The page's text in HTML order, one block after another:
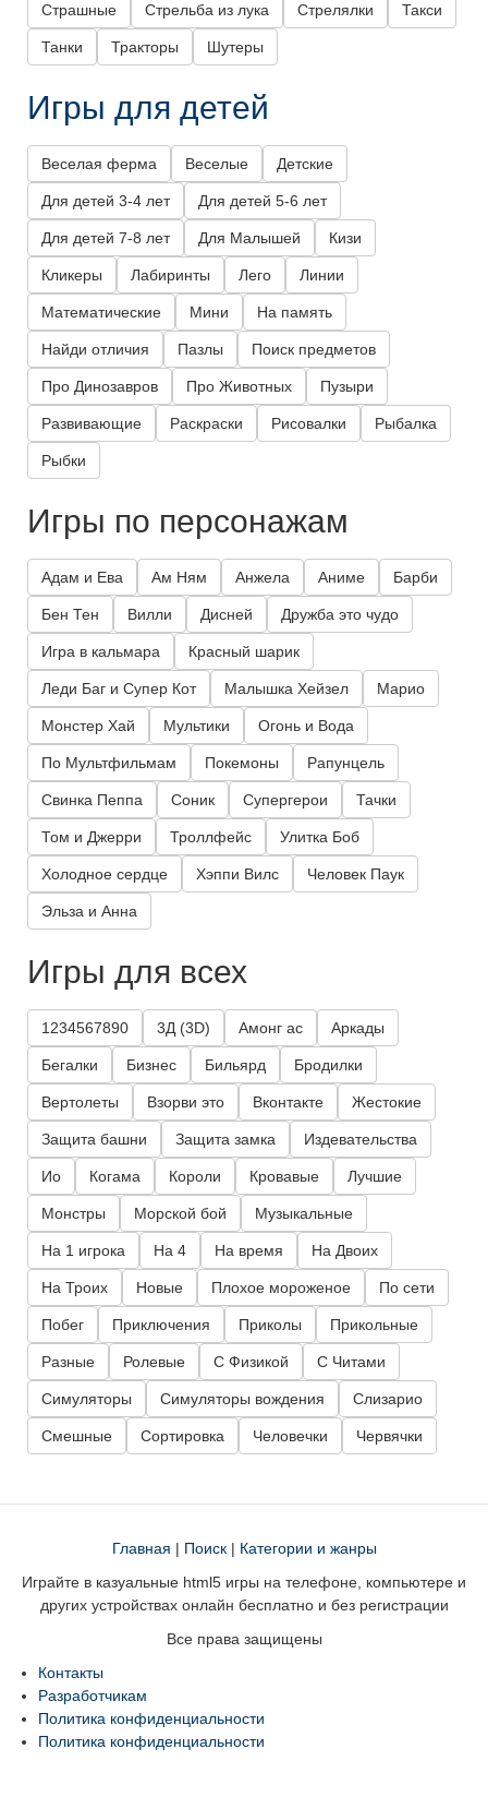
Страшные Стрельба из лука Стрелялки Такси
Танки Тракторы Шутеры
Игры для детей
Веселая ферма Веселые Детские
Для детей 3-4 лет Для детей 5-6 лет
Для детей 7-8 лет Для Малышей Кизи
Кликеры Лабиринты Лего Линии
Математические Мини На память
Найди отличия Пазлы Поиск предметов
Про Динозавров Про Животных Пузыри
Развивающие Раскраски Рисовалки Рыбалка
Рыбки
Игры по персонажам
Адам и Ева Ам Ням Анжела Аниме Барби
Бен Тен Вилли Дисней Дружба это чудо
Игра в кальмара Красный шарик
Леди Баг и Супер Кот Малышка Хейзел Марио
Монстер Хай Мультики Огонь и Вода
По Мультфильмам Покемоны Рапунцель
Свинка Пеппа Соник Супергерои Тачки
Том и Джерри Троллфейс Улитка Боб
Холодное сердце Хэппи Вилс Человек Паук
Эльза и Анна
Игры для всех
1234567890 3Д (3D) Амонг ас Аркады
Бегалки Бизнес Бильярд Бродилки
Вертолеты Взорви это Вконтакте Жестокие
Защита башни Защита замка Издевательства
Ио Когама Короли Кровавые Лучшие
Монстры Морской бой Музыкальные
На 1 игрока На 4 На время На Двоих
На Троих Новые Плохое мороженое По сети
Побег Приключения Приколы Прикольные
Разные Ролевые С Физикой С Читами
Симуляторы Симуляторы вождения Слизарио
Смешные Сортировка Человечки Червячки
Главная | Поиск| Категории и жанры
Играйте в казуальные html5 игры на телефоне, компьютере и
других устройствах онлайн бесплатно и без регистрации
Все права защищены
Контакты
Разработчикам
Политика конфиденциальности
Политика конфиденциальности